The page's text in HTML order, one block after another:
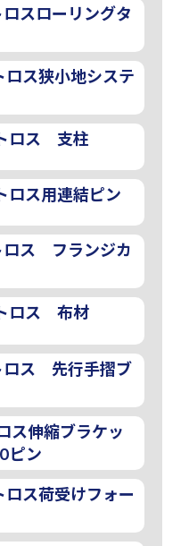
スローリングタ
ロス狭小地システ
ロス 支柱
ロス用連結ピン
ロス フランジカ
ロス 布材
ロス 先行手摺ブ
ス伸縮ブラケッ
ピン
ロス荷受けフォー